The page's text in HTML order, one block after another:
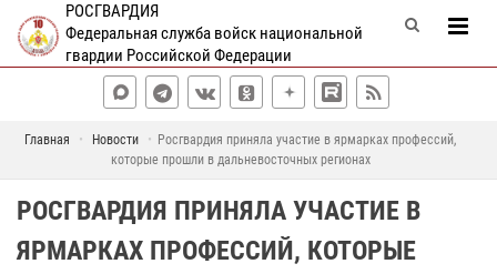
РОСГВАРДИЯ
Федеральная служба войск национальной
гвардии Российской Федерации
Главная Новости
Росгвардия приняла участие в ярмарках профессий,
которые прошли в дальневосточных регионах
РОСГВАРДИЯ ПРИНЯЛА УЧАСТИЕ В
ЯРМАРКАХ ПРОФЕССИЙ, КОТОРЫЕ